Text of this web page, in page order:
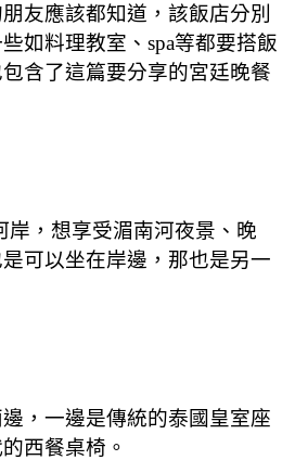
友應該都知道，該飯店分別
如料理教室、spa等都要搭飯
含了這篇要分享的宮廷晚餐
岸，想享受湄南河夜景、晚
可以坐在岸邊，那也是另一
，一邊是傳統的泰國皇室座
西餐桌椅。